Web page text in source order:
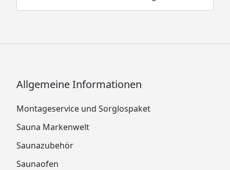
Karibu Gartensauna Pultdach Saunahaus
Allgemeine Informationen
Montageservice und Sorglospaket
Sauna Markenwelt
Saunazubehör
Saunaofen